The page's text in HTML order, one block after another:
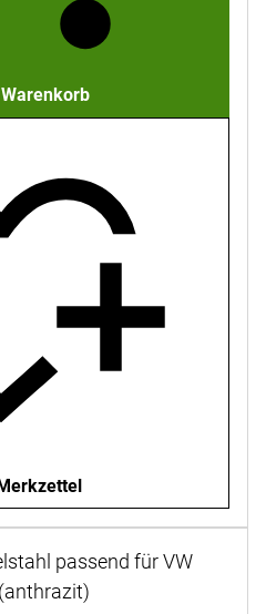
Warenkorb
passend für VW